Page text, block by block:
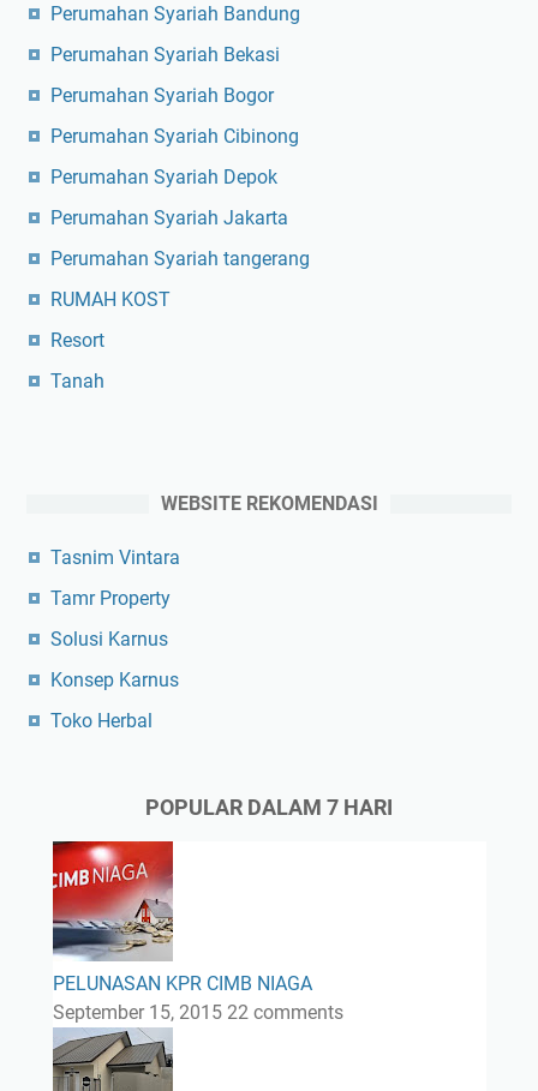
Perumahan Syariah Bandung
Perumahan Syariah Bekasi
Perumahan Syariah Bogor
Perumahan Syariah Cibinong
Perumahan Syariah Depok
Perumahan Syariah Jakarta
Perumahan Syariah tangerang
RUMAH KOST
Resort
Tanah
WEBSITE REKOMENDASI
Tasnim Vintara
Tamr Property
Solusi Karnus
Konsep Karnus
Toko Herbal
POPULAR DALAM 7 HARI
PELUNASAN KPR CIMB NIAGA
September 15, 2015 22 comments